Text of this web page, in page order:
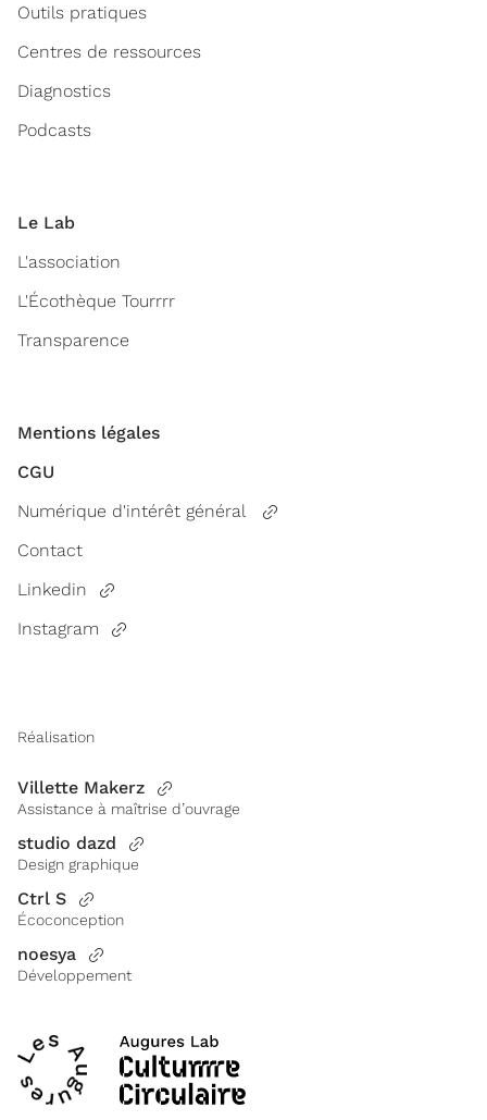
Outils pratiques
Centres de ressources
Diagnostics
Podcasts
Le Lab
L'association
L'Écothèque Tourrrr
Transparence
Mentions légales
CGU
Numérique d'intérêt général
Contact
Linkedin
Instagram
Réalisation
Villette Makerz
Assistance à maîtrise d’ouvrage
studio dazd
Design graphique
Ctrl S
Écoconception
noesya
Développement